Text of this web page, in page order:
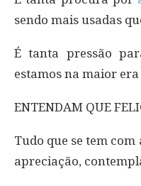
sendo mais usadas
É tanta pressão
estamos na maior
ENTENDAM QUE
Tudo que se tem com
apreciação,